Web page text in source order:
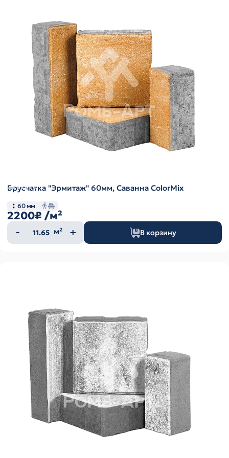
Брусчатка "Эрмитаж" 60мм, Саванна ColorMix
60 мм
2200₽ /м²
Количество
товара
м² В корзину